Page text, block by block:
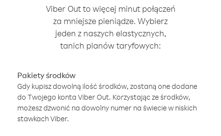
Viber Out to więcej minut połączeń
za mniejsze pieniądze. Wybierz
jeden z naszych elastycznych,
tanich planów taryfowych:
Pakiety środków
Gdy kupisz dowolną ilość środków, zostaną one dodane
do Twojego konta Viber Out. Korzystając ze środków,
możesz dzwonić na dowolny numer na świecie w niskich
stawkach Viber.